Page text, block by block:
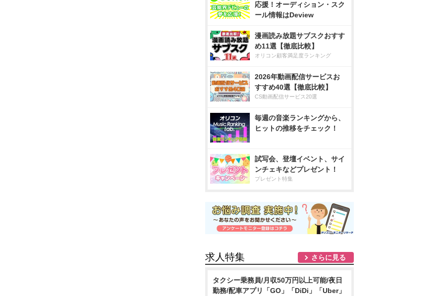
応援！オーディション・スク
ール情報はDeview
漫画読み放題サブスクおすす
め11選【徹底比較】
オリコン顧客満足度ランキング
2026年動画配信サービスお
すすめ40選【徹底比較】
CS動画配信サービス20選
毎週の音楽ランキングから、
ヒットの推移をチェック！
試写会、登壇イベント、サイ
ンチェキなどプレゼント！
プレゼント特集
求人特集 さらに見る
タクシー乗務員/月収50万円以上可能/夜日
勤務/配車アプリ「GO」「DiDi」「Uber」